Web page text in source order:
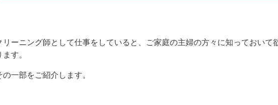
リーニング師として仕事をしていると、ご家庭の主婦の方々に知っておいて
ます。
の一部をご紹介します。